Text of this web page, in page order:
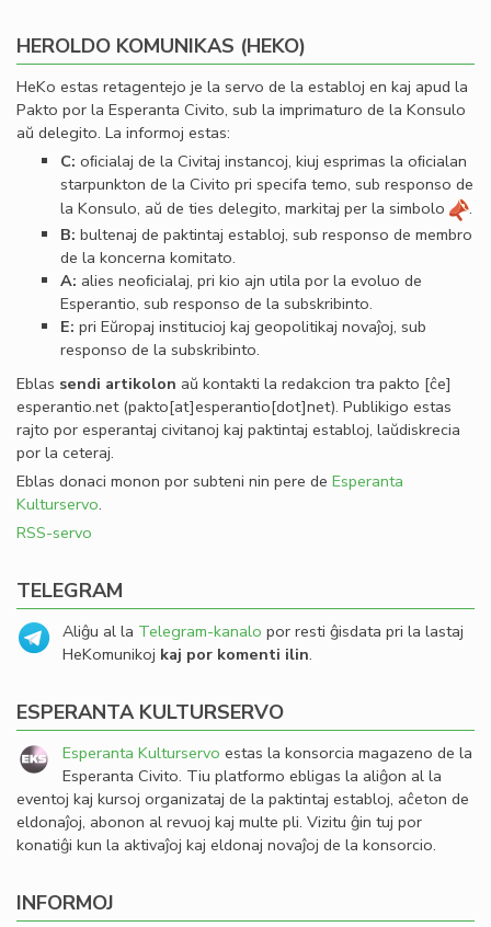
HEROLDO KOMUNIKAS (HEKO)
HeKo estas retagentejo je la servo de la establoj en kaj apud la
Pakto por la Esperanta Civito, sub la imprimaturo de la Konsulo
aŭ delegito. La informoj estas:
C: oﬁcialaj de la Civitaj instancoj, kiuj esprimas la oﬁcialan
starpunkton de la Civito pri specifa temo, sub responso de
la Konsulo, aŭ de ties delegito, markitaj per la simbolo
.
B: bultenaj de paktintaj establoj, sub responso de membro
de la koncerna komitato.
A: alies neoﬁcialaj, pri kio ajn utila por la evoluo de
Esperantio, sub responso de la subskribinto.
E: pri Eŭropaj institucioj kaj geopolitikaj novaĵoj, sub
responso de la subskribinto.
Eblas sendi artikolon aŭ kontakti la redakcion tra pakto [ĉe]
esperantio.net(pakto[at]esperantio[dot]net). Publikigo estas
rajto por esperantaj civitanoj kaj paktintaj establoj, laŭdiskrecia
por la ceteraj.
Eblas donaci monon por subteni nin pere de Esperanta
Kulturservo.
RSS-servo
TELEGRAM
Aliĝu al la Telegram-kanalo por resti ĝisdata pri la lastaj
HeKomunikoj kaj por komenti ilin.
ESPERANTA KULTURSERVO
Esperanta Kulturservo estas la konsorcia magazeno de la
Esperanta Civito. Tiu platformo ebligas la aliĝon al la
eventoj kaj kursoj organizataj de la paktintaj establoj, aĉeton de
eldonaĵoj, abonon al revuoj kaj multe pli. Vizitu ĝin tuj por
konatiĝi kun la aktivaĵoj kaj eldonaj novaĵoj de la konsorcio.
INFORMOJ